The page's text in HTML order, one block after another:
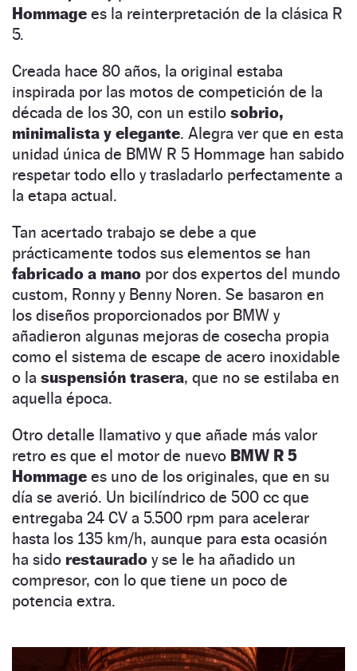
Hommage es la reinterpretación de la clásica R
5.
Creada hace 80 años, la original estaba
inspirada por las motos de competición de la
década de los 30, con un estilo sobrio,
minimalista y elegante. Alegra ver que en esta
unidad única de BMW R 5 Hommage han sabido
respetar todo ello y trasladarlo perfectamente a
la etapa actual.
Tan acertado trabajo se debe a que
prácticamente todos sus elementos se han
fabricado a mano por dos expertos del mundo
custom, Ronny y Benny Noren. Se basaron en
los diseños proporcionados por BMW y
añadieron algunas mejoras de cosecha propia
como el sistema de escape de acero inoxidable
o la suspensión trasera, que no se estilaba en
aquella época.
Otro detalle llamativo y que añade más valor
retro es que el motor de nuevo BMW R 5
Hommage es uno de los originales, que en su
día se averió. Un bicilíndrico de 500 cc que
entregaba 24 CV a 5.500 rpm para acelerar
hasta los 135 km/h, aunque para esta ocasión
ha sido restaurado y se le ha añadido un
compresor, con lo que tiene un poco de
potencia extra.